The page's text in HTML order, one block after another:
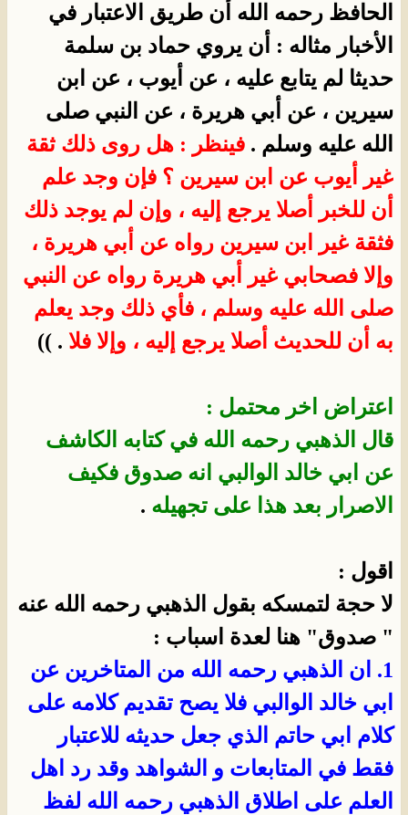
الحافظ رحمه الله أن طريق الاعتبار في
الأخبار مثاله : أن يروي حماد بن سلمة
حديثا لم يتابع عليه ، عن أيوب ، عن ابن
سيرين ، عن أبي هريرة ، عن النبي صلى
الله عليه وسلم . فينظر : هل روى ذلك ثقة
غير أيوب عن ابن سيرين ؟ فإن وجد علم
أن للخبر أصلا يرجع إليه ، وإن لم يوجد ذلك
فثقة غير ابن سيرين رواه عن أبي هريرة ،
وإلا فصحابي غير أبي هريرة رواه عن النبي
صلى الله عليه وسلم ، فأي ذلك وجد يعلم
به أن للحديث أصلا يرجع إليه ، وإلا فلا . ))
اعتراض اخر محتمل :
قال الذهبي رحمه الله في كتابه الكاشف
عن ابي خالد الوالبي انه صدوق فكيف
الاصرار بعد هذا على تجهيله .
اقول :
لا حجة لتمسكه بقول الذهبي رحمه الله عنه
" صدوق" هنا لعدة اسباب :
1. ان الذهبي رحمه الله من المتاخرين عن
ابي خالد الوالبي فلا يصح تقديم كلامه على
كلام ابي حاتم الذي جعل حديثه للاعتبار
فقط في المتابعات و الشواهد وقد رد اهل
العلم على اطلاق الذهبي رحمه الله لفظ